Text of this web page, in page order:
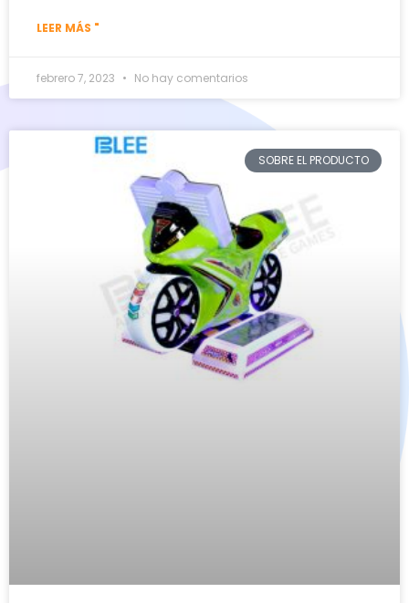
LEER MÁS "
febrero 7, 2023 No hay comentarios
SOBRE EL PRODUCTO